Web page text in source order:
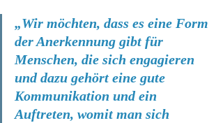
„Wir möchten, dass es eine Form
der Anerkennung gibt für
Menschen, die sich engagieren
und dazu gehört eine gute
Kommunikation und ein
Auftreten, womit man sich